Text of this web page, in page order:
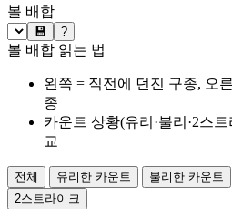
볼 배합
💾 ?
볼 배합 읽는 법
왼쪽 = 직전에 던진 구종, 오
종
카운트 상황(유리·불리·2스
교
전체 유리한 카운트 불리한 카운트
2스트라이크